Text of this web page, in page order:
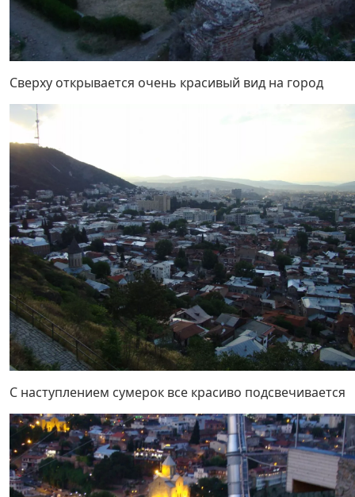
Сверху открывается очень красивый вид на город
С наступлением сумерок все красиво подсвечивается